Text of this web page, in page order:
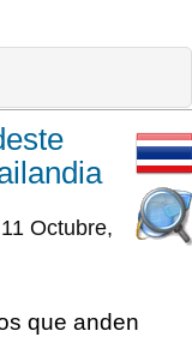
Octubre,
que anden